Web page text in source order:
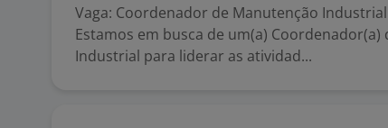
Vaga: Coordenador de Manutenção
Estamos em busca de um(a) Coordenador(a)
Industrial para liderar as atividad...